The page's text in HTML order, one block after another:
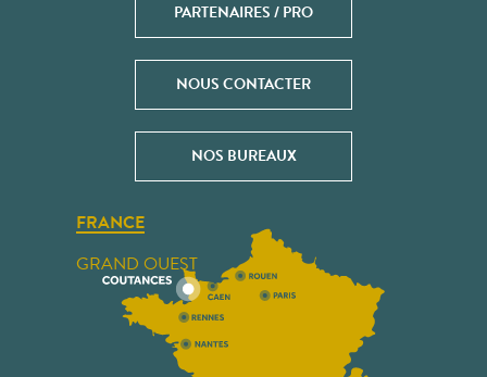
PARTENAIRES / PRO
NOUS CONTACTER
NOS BUREAUX
FRANCE
GRAND OUEST